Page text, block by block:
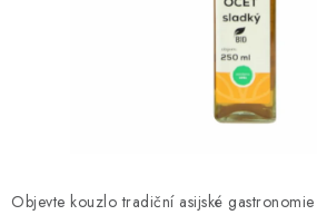
Doprava a platba Velkoobchod
Objevte kouzlo tradiční asijské gastronomie